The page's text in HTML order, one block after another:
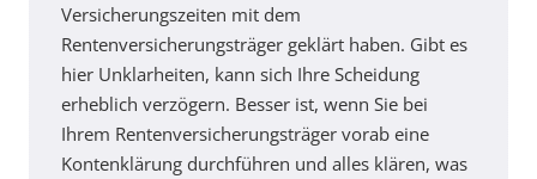
Versicherungszeiten mit dem
Rentenversicherungsträger geklärt haben. Gibt es
hier Unklarheiten, kann sich Ihre Scheidung
erheblich verzögern. Besser ist, wenn Sie bei
Ihrem Rentenversicherungsträger vorab eine
Kontenklärung durchführen und alles klären, was